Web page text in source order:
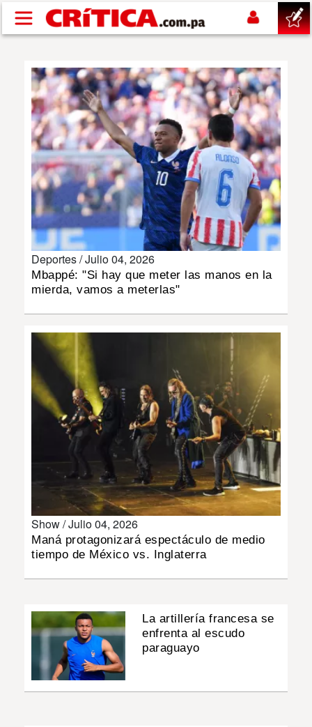
Pasar al contenido principal
SUCESOS
NACIONAL
POLÍTICA
SHOW
DEPORTES
INSÓLITAS
MULTIMEDIA
IMPRESO
Deportes /Julio 04, 2026
Mbappé: "Si hay que meter las manos en la
mierda, vamos a meterlas"
Show /Julio 04, 2026
Maná protagonizará espectáculo de medio
tiempo de México vs. Inglaterra
La artillería francesa se
enfrenta al escudo
paraguayo